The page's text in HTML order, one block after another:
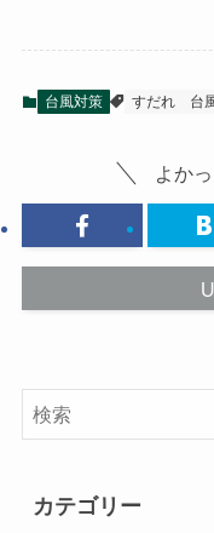
台風対策 すだれ 台
よか
カテゴリー